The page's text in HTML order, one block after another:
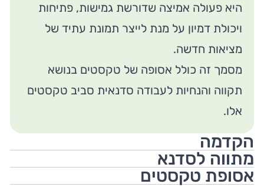
היא פעולה אמיצה שדורשת גמישות, פתיחות
ויכולת דמיון על מנת לייצר תמונת עתיד של
מציאות חדשה.
מסמך זה כולל אסופה של טקסטים בנושא
תקווה והנחיות לעבודה סדנאית סביב טקסטים
אלו.
הקדמה
מתווה לסדנא
אסופת טקסטים